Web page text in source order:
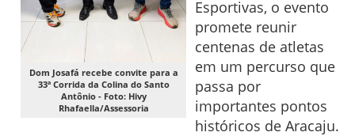
Dom Josafá recebe convite para a
33ª Corrida da Colina do Santo
Antônio - Foto: Hivy
Rhafaella/Assessoria
Esportivas, o evento
promete reunir
centenas de atletas
em um percurso que
passa por
importantes pontos
históricos de Aracaju.